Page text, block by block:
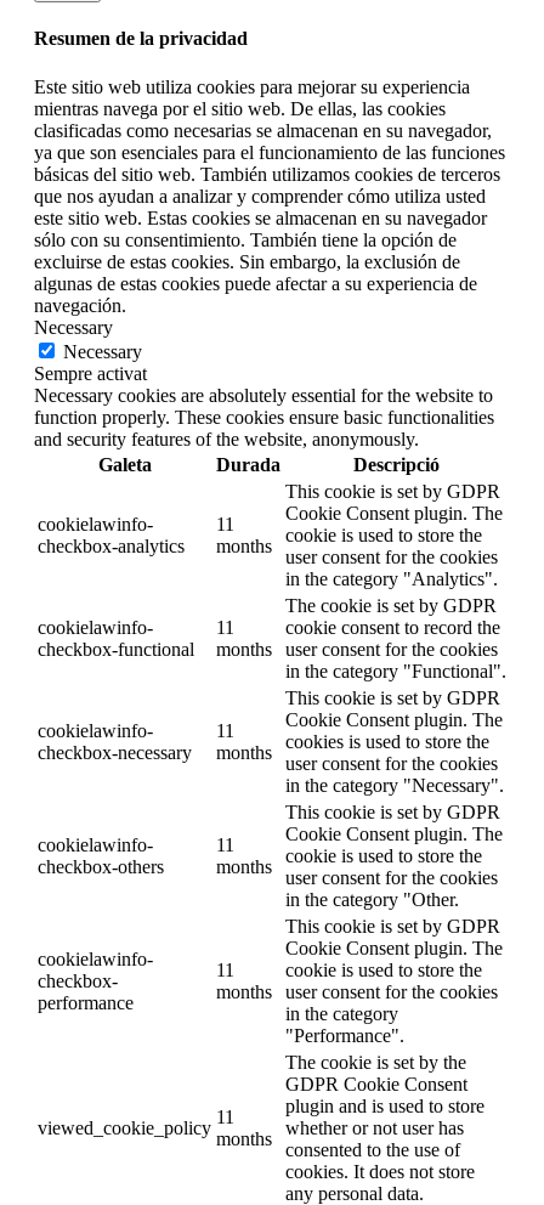
Resumen de la privacidad
Este sitio web utiliza cookies para mejorar su experiencia
mientras navega por el sitio web. De ellas, las cookies
clasificadas como necesarias se almacenan en su navegador,
ya que son esenciales para el funcionamiento de las funciones
básicas del sitio web. También utilizamos cookies de terceros
que nos ayudan a analizar y comprender cómo utiliza usted
este sitio web. Estas cookies se almacenan en su navegador
sólo con su consentimiento. También tiene la opción de
excluirse de estas cookies. Sin embargo, la exclusión de
algunas de estas cookies puede afectar a su experiencia de
navegación.
Necessary
Necessary
Sempre activat
Necessary cookies are absolutely essential for the website to
function properly. These cookies ensure basic functionalities
and security features of the website, anonymously.
Galeta
Durada Descripció
cookielawinfo-
checkbox-analytics
11
months
This cookie is set by GDPR
Cookie Consent plugin. The
cookie is used to store the
user consent for the cookies
in the category "Analytics".
cookielawinfo-
checkbox-functional
11
months
The cookie is set by GDPR
cookie consent to record the
user consent for the cookies
in the category "Functional".
cookielawinfo-
checkbox-necessary
11
months
This cookie is set by GDPR
Cookie Consent plugin. The
cookies is used to store the
user consent for the cookies
in the category "Necessary".
cookielawinfo-
checkbox-others
11
months
This cookie is set by GDPR
Cookie Consent plugin. The
cookie is used to store the
user consent for the cookies
in the category "Other.
cookielawinfo-
checkbox-
performance
11
months
This cookie is set by GDPR
Cookie Consent plugin. The
cookie is used to store the
user consent for the cookies
in the category
"Performance".
viewed_cookie_policy
11
months
The cookie is set by the
GDPR Cookie Consent
plugin and is used to store
whether or not user has
consented to the use of
cookies. It does not store
any personal data.